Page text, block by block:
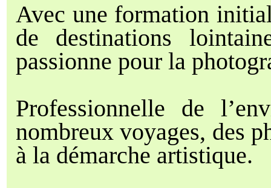
Avec une formation
de destinations
passionne pour la
Professionnelle de
nombreux voyages, des
à la démarche artistique.